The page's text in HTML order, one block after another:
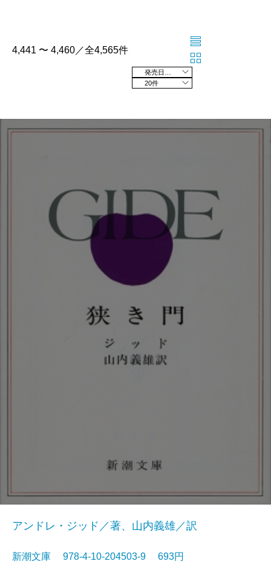
4,441 〜 4,460／全4,565件
20件
アンドレ・ジッド／著、山内義雄／訳
新潮文庫 978-4-10-204503-9 693円